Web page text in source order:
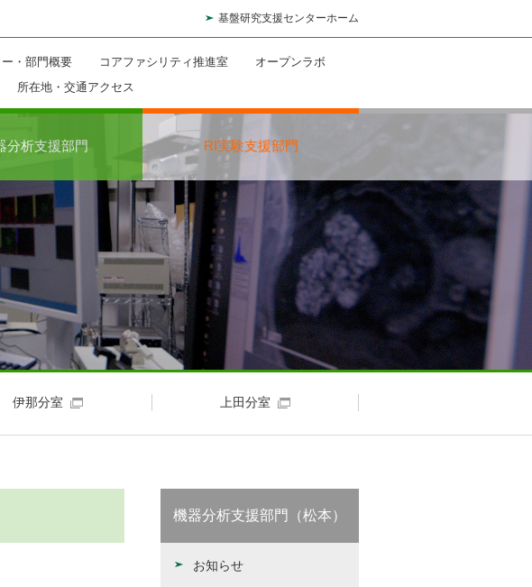
基盤研究支援センターホーム
・部門概要 コアファシリティ推進室
オープンラボ
所在地・交通アクセス
分析支援部門 RI実験支援部門
伊那分室 上田分室
機器分析支援部門（松本）
お知らせ